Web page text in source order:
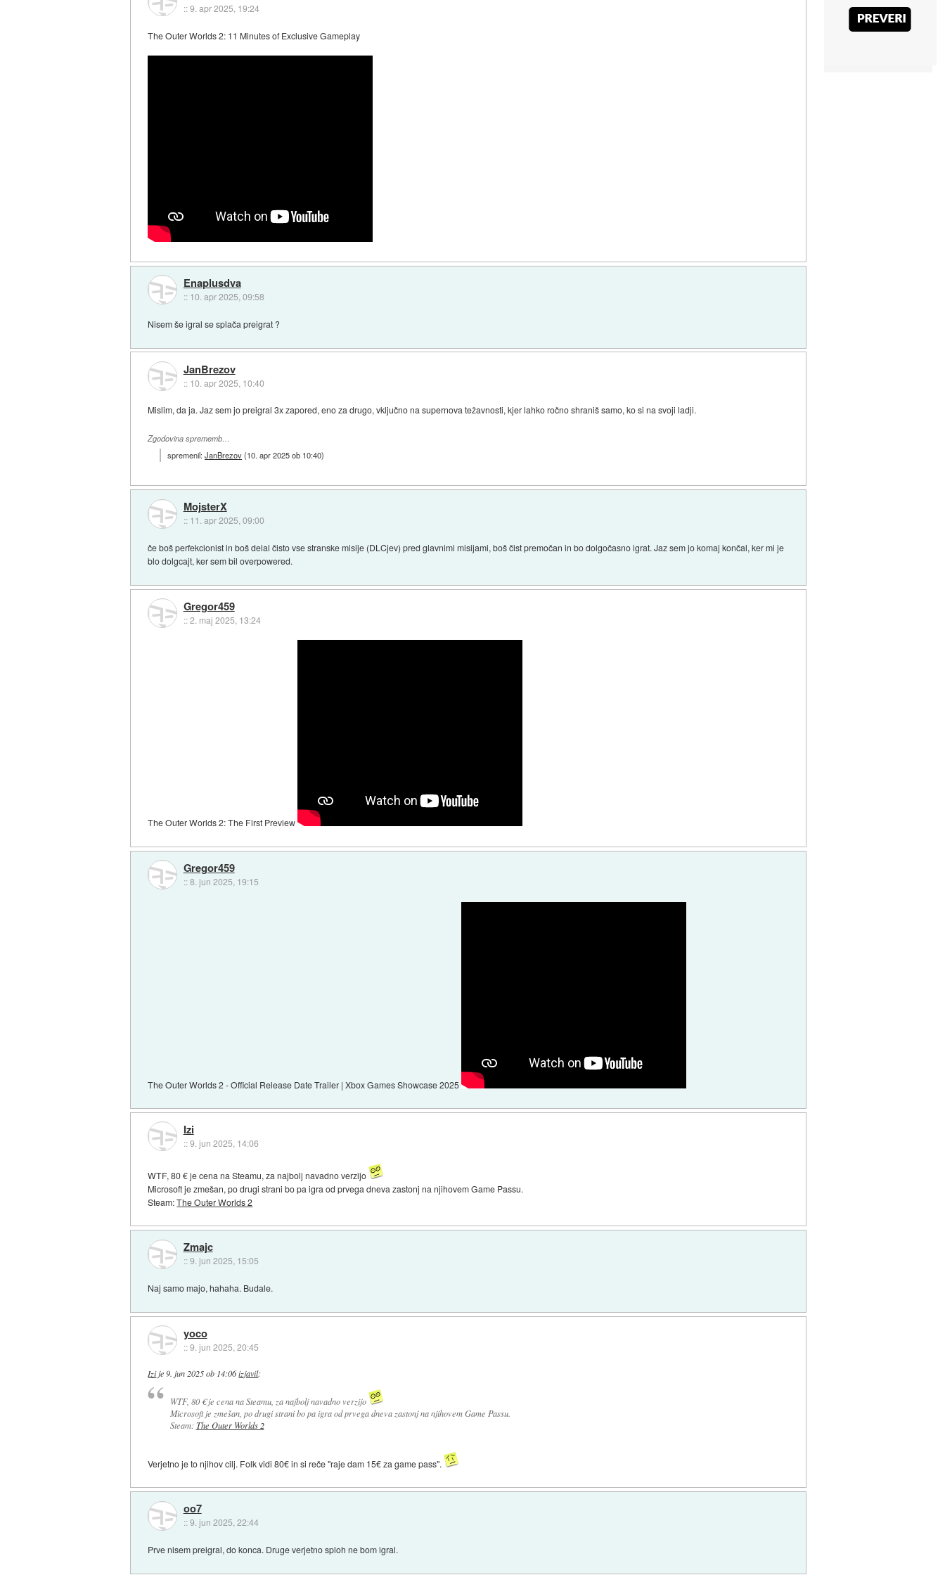
::9. apr 2025, 19:24
The Outer Worlds 2: 11 Minutes of Exclusive Gameplay
Enaplusdva
:: 10. apr 2025, 09:58
Nisem še igral se splača preigrat ?
JanBrezov
:: 10. apr 2025, 10:40
Mislim, da ja. Jaz sem jo preigral 3x zapored, eno za drugo, vključno na supernova težavnosti, kjer lahko ročno shraniš samo, ko si na svoji ladji.
Zgodovina sprememb…
spremenil:JanBrezov(10. apr 2025 ob 10:40)
MojsterX
:: 11. apr 2025, 09:00
če boš perfekcionist in boš delal čisto vse stranske misije (DLCjev) pred glavnimi misijami, boš čist premočan in bo dolgočasno igrat. Jaz sem jo komaj končal, ker mi je
blo dolgcajt, ker sem bil overpowered.
Gregor459
::2. maj 2025, 13:24
The Outer Worlds 2: The First Preview
Gregor459
::8. jun 2025, 19:15
The Outer Worlds 2 - Official Release Date Trailer | Xbox Games Showcase 2025
Izi
::9. jun 2025, 14:06
WTF, 80 € je cena na Steamu, za najbolj navadno verzijo
Microsoft je zmešan, po drugi strani bo pa igra od prvega dneva zastonj na njihovem Game Passu.
Steam:The Outer Worlds 2
Zmajc
::9. jun 2025, 15:05
Naj samo majo, hahaha. Budale.
yoco
::9. jun 2025, 20:45
Izije9. jun 2025 ob 14:06 izjavil:
WTF, 80 € je cena na Steamu, za najbolj navadno verzijo
Microsoft je zmešan, po drugi strani bo pa igra od prvega dneva zastonj na njihovem Game Passu.
Steam: The Outer Worlds 2
Verjetno je to njihov cilj. Folk vidi 80€ in si reče "raje dam 15€ za game pass".
oo7
::9. jun 2025, 22:44
Prve nisem preigral, do konca. Druge verjetno sploh ne bom igral.